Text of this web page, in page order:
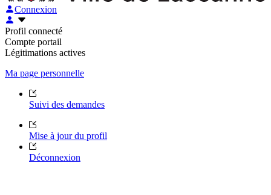
Connexion
Profil connecté
Compte portail
Légitimations actives
Ma page personnelle
Suivi des demandes
Mise à jour du profil
Déconnexion